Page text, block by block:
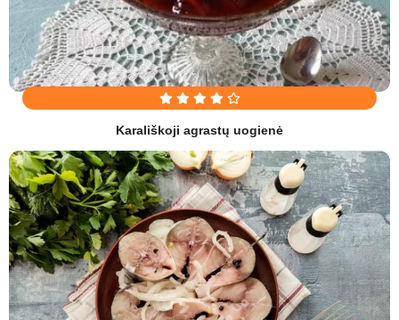
Karališkoji agrastų uogienė